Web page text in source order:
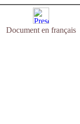
Document en français